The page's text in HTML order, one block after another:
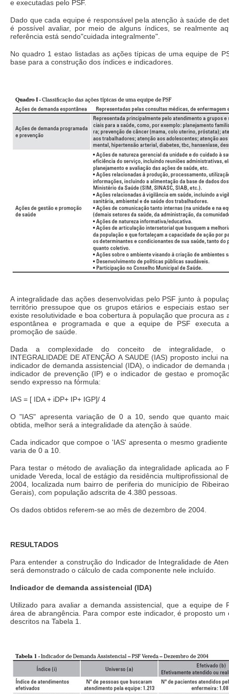
e executadas pelo PSF.
Dado que cada equipe é responsável pela atenção à saúde de
é possível avaliar, por meio de alguns índices, se realmente
referência está sendo"cuidada integralmente".
No quadro 1 estao listadas as ações típicas de uma equipe de
base para a construção dos índices e indicadores.
A integralidade das ações desenvolvidas pelo PSF junto à
território pressupoe que os grupos etários e especiais estao
existe resolutividade e boa cobertura à população que procura as
espontânea e programada e que a equipe de PSF executa
promoção de saúde.
Dada a complexidade do conceito de integralidade, o
INTEGRALIDADE DE ATENÇÃO A SAUDE (IAS) proposto inclui
indicador de demanda assistencial (IDA), o indicador de demanda
indicador de prevenção (IP) e o indicador de gestao e
sendo expresso na fórmula:
IAS = [ IDA + iDP+ IP+ IGP]/ 4
O "IAS" apresenta variação de 0 a 10, sendo que quanto
obtida, melhor será a integralidade da atenção à saúde.
Cada indicador que compoe o 'IAS' apresenta o mesmo
varia de 0 a 10.
Para testar o método de avaliação da integralidade aplicada ao
unidade Vereda, local de estágio da residência multiprofissional
2004, localizada num bairro de periferia do município de
Gerais), com população adscrita de 4.380 pessoas.
Os dados obtidos referem-se ao mês de dezembro de 2004.
RESULTADOS
Para entender a construção do Indicador de Integralidade de
será demonstrado o cálculo de cada componente nele incluído.
Indicador de demanda assistencial (IDA)
Utilizado para avaliar a demanda assistencial, que a equipe de
área de abrangência. Para compor este indicador, é proposto um
descritos na Tabela 1.